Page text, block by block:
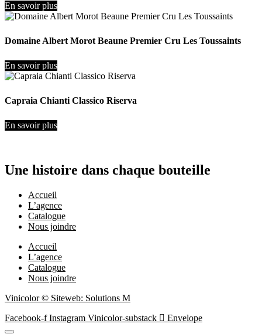
En savoir plus
Domaine Albert Morot Beaune Premier Cru Les Toussaints
En savoir plus
Capraia Chianti Classico Riserva
En savoir plus
Une histoire dans chaque bouteille
Accueil
L’agence
Catalogue
Nous joindre
Accueil
L’agence
Catalogue
Nous joindre
Vinicolor © Siteweb: Solutions M
Facebook-f Instagram Vinicolor-substack Envelope